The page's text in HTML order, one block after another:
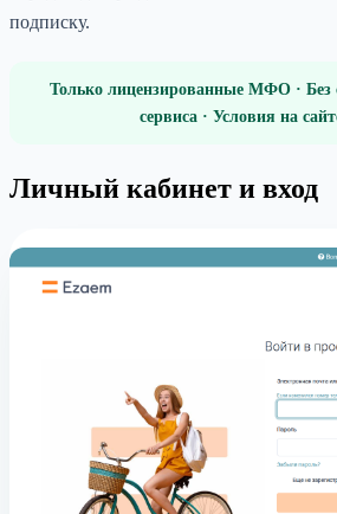
подписку.
Только лицензированные МФО · Без
сервиса · Условия на
Личный кабинет и вход